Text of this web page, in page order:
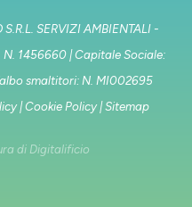
SERVIZI AMBIENTALI -
N. 1456660 | Capitale Sociale:
smaltitori: N. MI002695
|Cookie Policy|Sitemap
di Digitalificio